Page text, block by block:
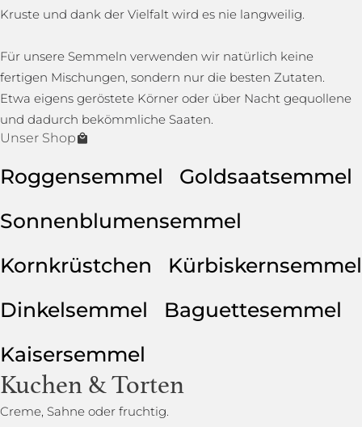
Kruste und dank der Vielfalt wird es nie langweilig.
Für unsere Semmeln verwenden wir natürlich keine
fertigen Mischungen, sondern nur die besten Zutaten.
Etwa eigens geröstete Körner oder über Nacht gequollene
und dadurch bekömmliche Saaten.
Unser Shop
Roggensemmel
Goldsaatsemmel
Sonnenblumensemmel
Kornkrüstchen
Kürbiskernsemmel
Dinkelsemmel
Baguettesemmel
Kaisersemmel
Kuchen & Torten
Creme, Sahne oder fruchtig.